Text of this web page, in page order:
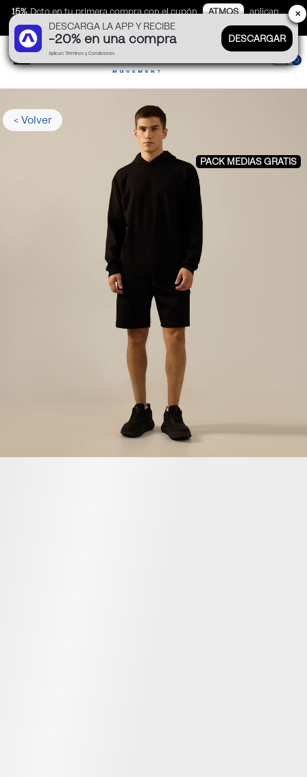
15% Dcto en tu primera compra con el cupón ATMOS
aplican
TyC
0
< Volver
PACK MEDIAS GRATIS
DESCARGA LA APP Y RECIBE
-20% en una compra
Aplican Términos y Condiciones
DESCARGAR
✕